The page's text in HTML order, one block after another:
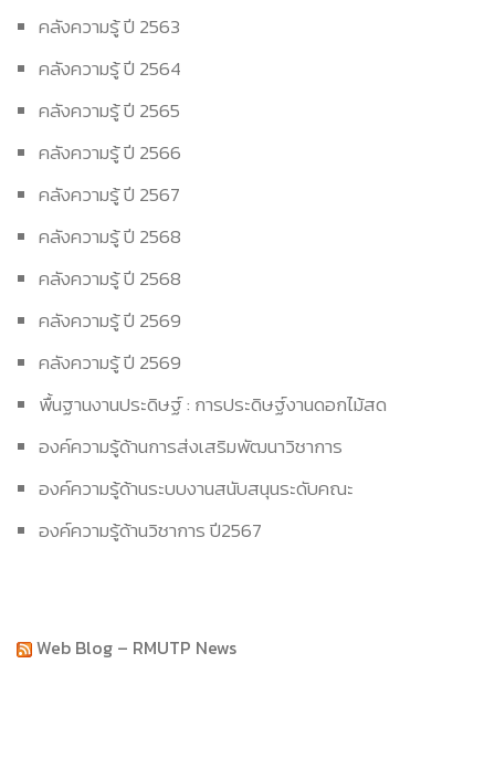
คลังความรู้ ปี 2563
คลังความรู้ ปี 2564
คลังความรู้ ปี 2565
คลังความรู้ ปี 2566
คลังความรู้ ปี 2567
คลังความรู้ ปี 2568
คลังความรู้ ปี 2568
คลังความรู้ ปี 2569
คลังความรู้ ปี 2569
พื้นฐานงานประดิษฐ์ : การประดิษฐ์งานดอกไม้สด
องค์ความรู้ด้านการส่งเสริมพัฒนาวิชาการ
องค์ความรู้ด้านระบบงานสนับสนุนระดับคณะ
องค์ความรู้ด้านวิชาการ ปี2567
Web Blog – RMUTP News